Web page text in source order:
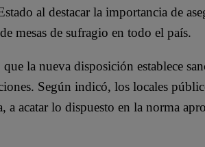
al destacar la importancia de
mesas de sufragio en todo el país.
la nueva disposición establece
Según indicó, los locales
a acatar lo dispuesto en la norma